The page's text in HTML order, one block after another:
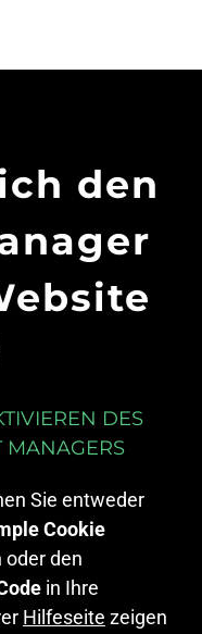
den
DES
MANAGERS
Sie entweder
Cookie
oder den
in Ihre
Hilfeseite zeigen